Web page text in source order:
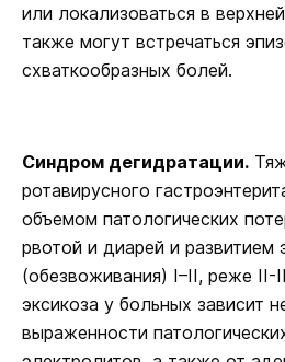
или локализоваться в
также могут встречаться
схваткообразных болей.
Синдром дегидратации.
ротавирусного
объемом патологических
рвотой и диарей и развитием
(обезвоживания) I–II, реже II-
эксикоза у больных зависит
выраженности